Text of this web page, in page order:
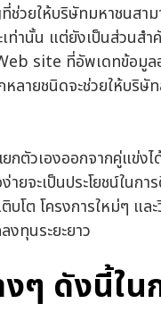
วยให้บริษัทมหาชนสาม
ท่านั้น แต่ยังเป็นส่วนส
site ที่อัพเดทข้อมูล
ลายชนิดจะช่วยให้บริษั
ตัวเองออกจากคู่แข่งไ
ยจะเป็นประโยชน์ในกา
โต โครงการใหม่ๆ แล
ทุนระยะยาว
ๆ ดังนี้ใน